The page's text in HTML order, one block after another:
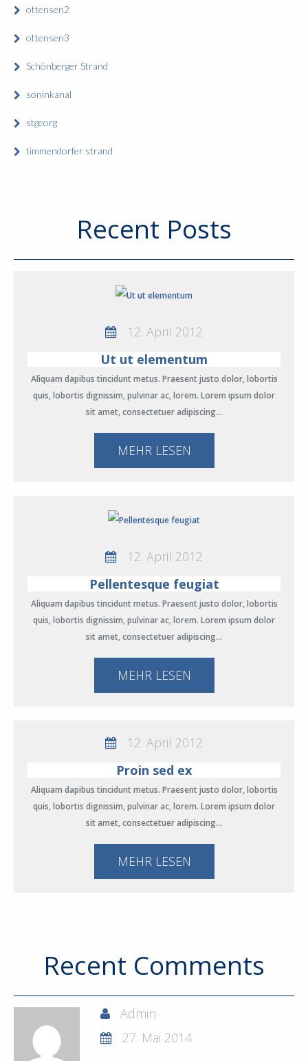
ottensen2
ottensen3
Schönberger Strand
soninkanal
stgeorg
timmendorfer strand
Recent Posts
12. April 2012
Ut ut elementum
Aliquam dapibus tincidunt metus. Praesent justo dolor, lobortis
quis, lobortis dignissim, pulvinar ac, lorem. Lorem ipsum dolor
sit amet, consectetuer adipiscing…
MEHR LESEN
12. April 2012
Pellentesque feugiat
Aliquam dapibus tincidunt metus. Praesent justo dolor, lobortis
quis, lobortis dignissim, pulvinar ac, lorem. Lorem ipsum dolor
sit amet, consectetuer adipiscing…
MEHR LESEN
12. April 2012
Proin sed ex
Aliquam dapibus tincidunt metus. Praesent justo dolor, lobortis
quis, lobortis dignissim, pulvinar ac, lorem. Lorem ipsum dolor
sit amet, consectetuer adipiscing…
MEHR LESEN
Recent Comments
Admin
27. Mai 2014